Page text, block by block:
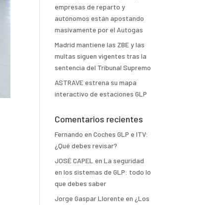
empresas de reparto y
autónomos están apostando
masivamente por el Autogas
Madrid mantiene las ZBE y las
multas siguen vigentes tras la
sentencia del Tribunal Supremo
ASTRAVE estrena su mapa
interactivo de estaciones GLP
Comentarios recientes
Fernando enCoches GLP e ITV:
¿Qué debes revisar?
JOSÉ CAPEL enLa seguridad
en los sistemas de GLP: todo lo
que debes saber
Jorge Gaspar Llorente en ¿Los